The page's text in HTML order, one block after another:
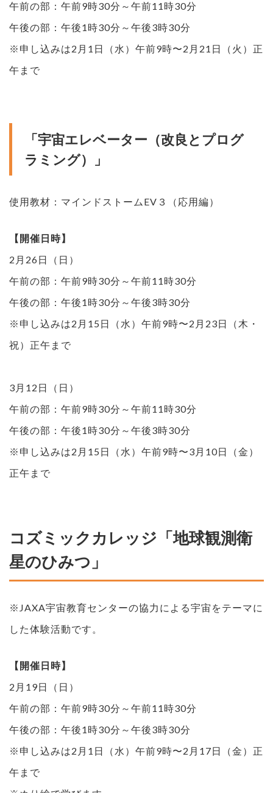
午前の部：午前9時30分～午前11時30分
午後の部：午後1時30分～午後3時30分
※申し込みは2月1日（水）午前9時〜2月21日（火）正
午まで
「宇宙エレベーター（改良とプログ
ラミング）」
使用教材：マインドストームEV３（応用編）
【開催日時】
2月26日（日）
午前の部：午前9時30分～午前11時30分
午後の部：午後1時30分～午後3時30分
※申し込みは2月15日（水）午前9時〜2月23日（木・
祝）正午まで
3月12日（日）
午前の部：午前9時30分～午前11時30分
午後の部：午後1時30分～午後3時30分
※申し込みは2月15日（水）午前9時〜3月10日（金）
正午まで
コズミックカレッジ「地球観測衛
星のひみつ」
※JAXA宇宙教育センターの協力による宇宙をテーマに
した体験活動です。
【開催日時】
2月19日（日）
午前の部：午前9時30分～午前11時30分
午後の部：午後1時30分～午後3時30分
※申し込みは2月1日（水）午前9時〜2月17日（金）正
午まで